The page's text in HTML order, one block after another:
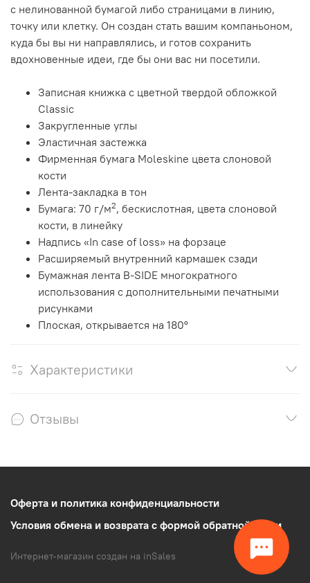
с нелинованной бумагой либо страницами в линию,
точку или клетку. Он создан стать вашим компаньоном,
куда бы вы ни направлялись, и готов сохранить
вдохновенные идеи, где бы они вас ни посетили.
Записная книжка с цветной твердой обложкой
Classic
Закругленные углы
Эластичная застежка
Фирменная бумага Moleskine цвета слоновой
кости
Лента-закладка в тон
Бумага: 70 г/м2, бескислотная, цвета слоновой
кости, в линейку
Надпись «In case of loss» на форзаце
Расширяемый внутренний кармашек сзади
Бумажная лента B-SIDE многократного
использования с дополнительными печатными
рисунками
Плоская, открывается на 180°
Характеристики
Отзывы
Оферта и политика конфиденциальности
Условия обмена и возврата с формой обратной связи
Интернет-магазин создан на inSales